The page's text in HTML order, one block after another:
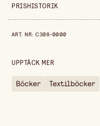
Säljs i
PRISHISTORIK
ART. NR:C308-0000
UPPTÄCK MER
Böcker Textilböcker